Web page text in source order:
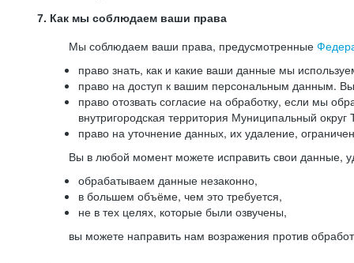
7. Как мы соблюдаем ваши права
Мы соблюдаем ваши права, предусмотренные
право знать, как и какие ваши данные мы
право на доступ к вашим персональным данным.
право отозвать согласие на обработку, если мы
внутригородская территория Муниципальный
право на уточнение данных, их удаление,
Вы в любой момент можете исправить свои данные,
обрабатываем данные незаконно,
в большем объёме, чем это требуется,
не в тех целях, которые были озвучены,
вы можете направить нам возражения против